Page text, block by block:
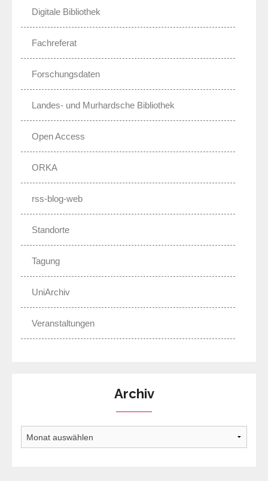
Digitale Bibliothek
Fachreferat
Forschungsdaten
Landes- und Murhardsche Bibliothek
Open Access
ORKA
rss-blog-web
Standorte
Tagung
UniArchiv
Veranstaltungen
Archiv